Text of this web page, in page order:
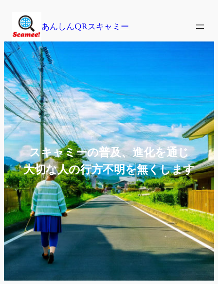
ス
キ
ッ
プ
あんしんQRスキャミー
スキャミーの普及、進化を通じ
大切な人の行方不明を無くします